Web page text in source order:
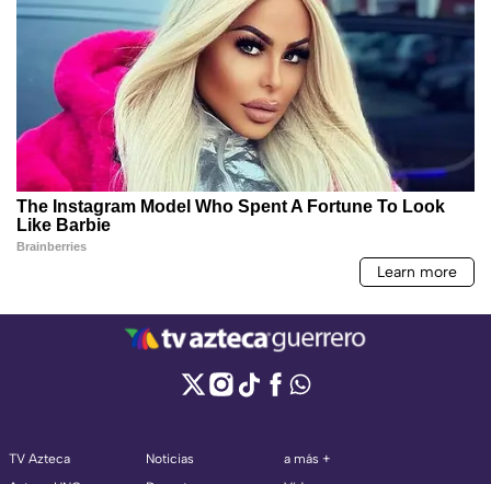
TV Azteca
Noticias
a más +